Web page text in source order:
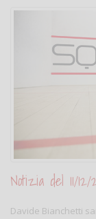
Notizia del 11/12/
Davide Bianchetti